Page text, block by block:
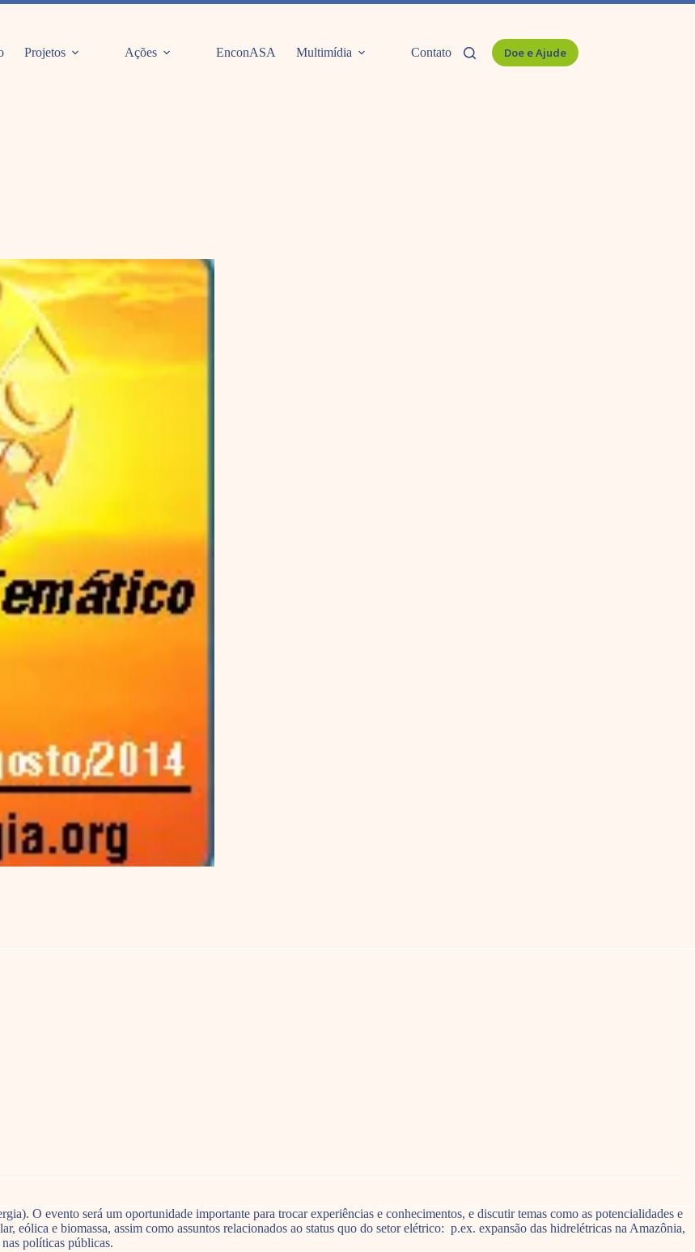
Projetos Ações EnconASA Multimídia Contato Doe e Ajude
O evento será um oportunidade importante para trocar experiências e conhecimentos, e discutir temas como as potencialidades e
eólica e biomassa, assim como assuntos relacionados ao status quo do setor elétrico: p.ex. expansão das hidrelétricas na Amazônia,
políticas públicas.